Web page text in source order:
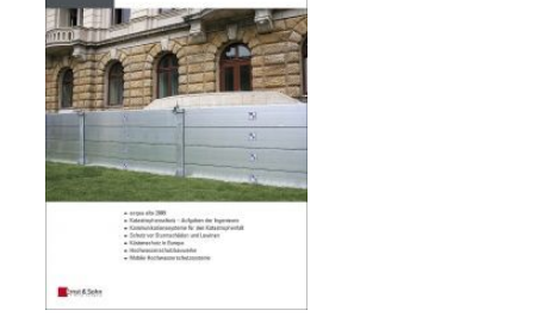
Fachgebiete
Produkte
Werben
Service
Für Autor:innen
Verlag